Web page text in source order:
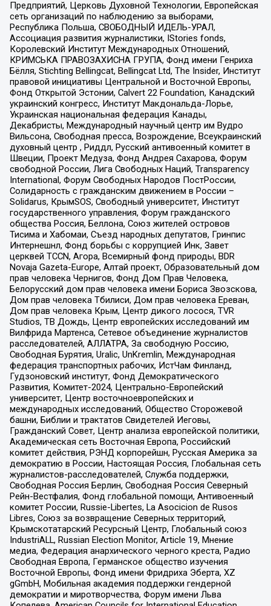
Предприятий, Церковь Духовной Технологии, Европейская
сеть организаций по наблюдению за выборами,
Республика Польша, СВОБОДНЫЙ ИДЕЛЬ-УРАЛ,
Ассоциация развития журналистики, IStories fonds,
Королевский Институт Международных Отношений,
КРИМСЬКА ПРАВОЗАХИСНА ГРУПА, Фонд имени Генриха
Бёлля, Stichting Bellingcat, Bellingcat Ltd, The Insider, Институт
правовой инициативы Центральной и Восточной Европы,
Фонд Открытой Эстонии, Calvert 22 Foundation, Канадский
украинский конгресс, Институт Макдональда-Лорье,
Украинская национальная федерация Канады,
Декабристы, Международный научный центр им Вудро
Вильсона, Свободная пресса, Возрождение, Всеукраинский
духовный центр , Риддл, Русский антивоенный комитет в
Швеции, Проект Медуза, Фонд Андрея Сахарова, Форум
свободной России, Лига Свободных Наций, Transparеncy
International, Форум Свободных Народов ПостРоссии,
Солидарность с гражданским движением в России –
Solidarus, КрымSOS, Свободный университет, Институт
государственного управления, Форум гражданского
общества Россия, Беллона, Союз жителей островов
Тисима и Хабомаи, Съезд народных депутатов, Гринпис
Интернешнл, Фонд борьбы с коррупцией Инк, Завет
церквей TCCN, Агора, Всемирный фонд природы, BDR
Novaja Gazeta-Europe, Алтай проект, Образовательный дом
прав человека Чернигов, Фонд Дом Прав Человека,
Белорусский дом прав человека имени Бориса Звозскова,
Дом прав человека Тбилиси, Дом прав человека Ереван,
Дом прав человека Крым, Центр дикого лосося, TVR
Studios, ТВ Дождь, Центр европейских исследований им
Вилфрида Мартенса, Сетевое объединение журналистов
расследователей, АЛЛАТРА, За свободную Россию,
Свободная Бурятия, Uralic, UnKremlin, Международная
федерация транспортных рабочих, ИстЧам Финланд,
Гудзоновский институт, Фонд Демократического
Развития, Комитет-2024, Центрально-Европейский
университет, Центр восточноевропейских и
международных исследований, Общество Сторожевой
башни, Библии и трактатов Свидетелей Иеговы,
Гражданский Совет, Центр анализа европейской политики,
Академическая сеть Восточная Европа, Российский
комитет действия, РЭНД корпорейшн, Русская Америка за
демократию в России, Настоящая Россия, Глобальная сеть
журналистов-расследователей, Служба поддержки,
Свободная Россия Берлин, Свободная Россия Северный
Рейн-Вестфалия, Фонд глобальной помощи, Антивоенный
комитет России, Russie-Libertes, La Asocicion de Rusos
Libres, Союз за возвращение Северных территорий,
Крымскотатарский Ресурсный Центр, Глобальный союз
IndustriALL, Russian Election Monitor, Article 19, Мнение
медиа, Федерация анархического черного креста, Радио
Свободная Европа, Германское общество изучения
Восточной Европы, Фонд имени Фридриха Эберта, XZ
gGmbH, Мобильная академия поддержки гендерной
демократии и миротворчества, Форум имени Льва